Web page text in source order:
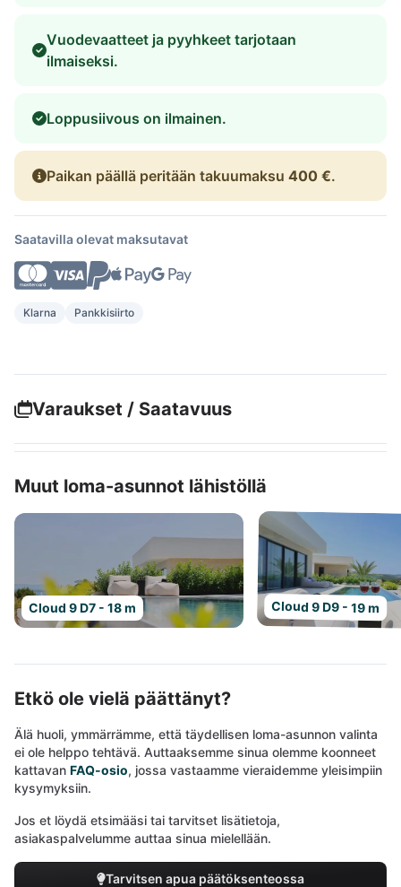
Vuodevaatteet ja pyyhkeet tarjotaan
ilmaiseksi.
Loppusiivous on ilmainen.
Paikan päällä peritään takuumaksu 400 €.
Saatavilla olevat maksutavat
Klarna Pankkisiirto
Varaukset / Saatavuus
Muut loma-asunnot lähistöllä
Cloud 9 D7 - 18 m Cloud 9 D9 - 19 m
Etkö ole vielä päättänyt?
Älä huoli, ymmärrämme, että täydellisen loma-asunnon valinta
ei ole helppo tehtävä. Auttaaksemme sinua olemme koonneet
kattavan FAQ-osio, jossa vastaamme vieraidemme yleisimpiin
kysymyksiin.
Jos et löydä etsimääsi tai tarvitset lisätietoja,
asiakaspalvelumme auttaa sinua mielellään.
Tarvitsen apua päätöksenteossa